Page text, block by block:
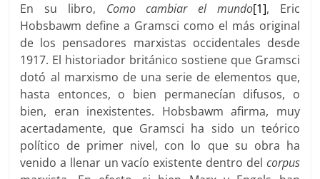
En su libro, Como cambiar el mundo[1], Eric
Hobsbawm define a Gramsci como el más original
de los pensadores marxistas occidentales desde
1917. El historiador británico sostiene que Gramsci
dotó al marxismo de una serie de elementos que,
hasta entonces, o bien permanecían difusos, o
bien, eran inexistentes. Hobsbawm afirma, muy
acertadamente, que Gramsci ha sido un teórico
político de primer nivel, con lo que su obra ha
venido a llenar un vacío existente dentro del corpus